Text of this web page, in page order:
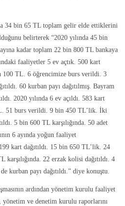
34 bin 65 TL toplam gelir elde ettiklerini
belirterek “2020 yılında 45 bin
kadar toplam 22 bin 800 TL bankaya
faaliyetler 5 ev açtık. 500 kart
100 TL. 6 öğrencimize burs verildi. 3
60 kurban payı dağıtılmış. Bayram
2020 yılında 6 ev açıldı. 583 kart
51 burs verildi. 9 bin 450 TL’lik. İki
5 bin 600 TL karşılığında. 50 adet
6 ayında yoğun faaliyet
kart dağıtıldı. 15 bin 650 TL’lik. 24
karşılığında. 22 erzak kolisi dağıtıldı. 4
kurban payı dağıtıldı.” diye konuştu.
ardından yönetim kurulu faaliyet
ve denetim kurulu raporlarını